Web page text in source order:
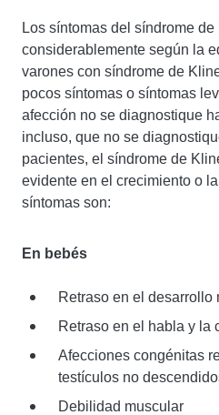
Los síntomas del síndrome
considerablemente según la
varones con síndrome de
pocos síntomas o síntomas
afección no se diagnostique
incluso, que no se
pacientes, el síndrome de
evidente en el crecimiento o
síntomas son:
En bebés
Retraso en el desarrollo
Retraso en el habla y la
Afecciones congénitas
testículos no
Debilidad muscular